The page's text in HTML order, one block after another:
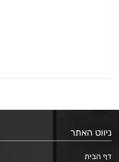
ניווט האתר
דף הבית